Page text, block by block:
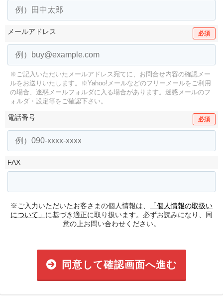
メールアドレス 必須
※ご記入いただいたメールアドレス宛てに、お問合せ内容の確認メー
ルをお送りいたします。
※Yahoo!メールなどのフリーメールをご利用
の場合、迷惑メールフォルダに入る場合があります。 迷惑メールのフ
ォルダ・設定等をご確認下さい。
電話番号 必須
FAX
※ご入力いただいたお客さまの個人情報は、
「個人情報の取扱い
について」 に基づき適正に取り扱います。必ずお読みになり、同
意の上お問い合わせください。
同意して確認画面へ進む